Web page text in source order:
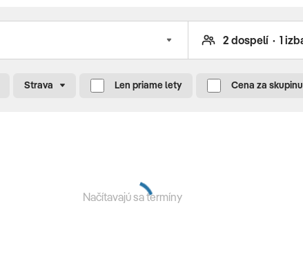
• sprchy pri bazéne • plavčík počas prevádzky
Strava Len priame lety Cena za skupinu
Načítavajú sa termíny